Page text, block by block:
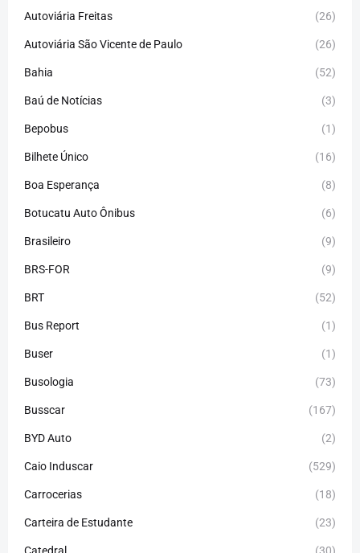
Autoviária Freitas (26)
Autoviária São Vicente de Paulo (26)
Bahia (52)
Baú de Notícias (3)
Bepobus (1)
Bilhete Único (16)
Boa Esperança (8)
Botucatu Auto Ônibus (6)
Brasileiro (9)
BRS-FOR (9)
BRT (52)
Bus Report (1)
Buser (1)
Busologia (73)
Busscar (167)
BYD Auto (2)
Caio Induscar (529)
Carrocerias (18)
Carteira de Estudante (23)